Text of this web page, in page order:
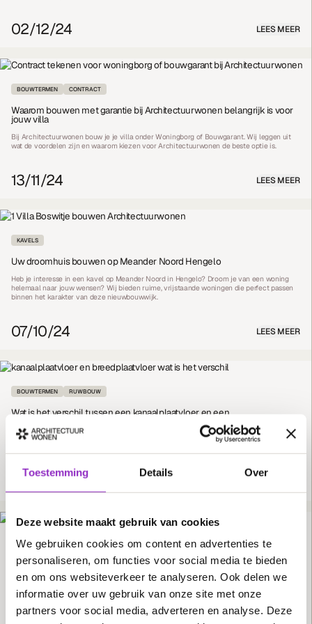
Toestemming Details Over
Deze website maakt gebruik van cookies
We gebruiken cookies om content en advertenties te
personaliseren, om functies voor social media te bieden
en om ons websiteverkeer te analyseren. Ook delen we
informatie over uw gebruik van onze site met onze
partners voor social media, adverteren en analyse. Deze
02/12/24 LEES MEER
BOUWTERMEN CONTRACT
Waarom bouwen met garantie bij Architectuurwonen belangrijk is voor
jouw villa
Bij Architectuurwonen bouw je je villa onder Woningborg of Bouwgarant. Wij leggen uit
wat de voordelen zijn en waarom kiezen voor Architectuurwonen de beste optie is.
13/11/24 LEES MEER
KAVELS
Uw droomhuis bouwen op Meander Noord Hengelo
Heb je interesse in een kavel op Meander Noord in Hengelo? Droom je van een woning
helemaal naar jouw wensen? Wij bieden ruime, vrijstaande woningen die perfect passen
binnen het karakter van deze nieuwbouwwijk.
07/10/24 LEES MEER
BOUWTERMEN RUWBOUW
Wat is het verschil tussen een kanaalplaatvloer en een
breedplaatvloer? en welke vloer kies je voor jouw villa?
Wat is het verschil tussen een kanaalplaatvloer en een breedplaatvloer? Lees hier meer
11/09/24
BOUWTERMEN BOUWPROCES
Casco bouwen vs. sleutelklaar bouwen: Wat zijn de verschillen?
Twee termen in de bouw die regelmatig voorbij komen. Wat betekent het, wat zijn de
verschillen en wat is de beste keuze? Lees het in deze blog.